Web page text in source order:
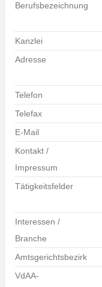
Berufsbezeichnung
Kanzlei
Adresse
Telefon
Telefax
E-Mail
Kontakt /
Impressum
Tätigkeitsfelder
Interessen /
Branche
Amtsgerichtsbezirk
VdAA-